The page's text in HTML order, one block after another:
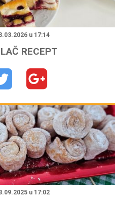
"
u 17:14
RECEPT
"
u 17:02